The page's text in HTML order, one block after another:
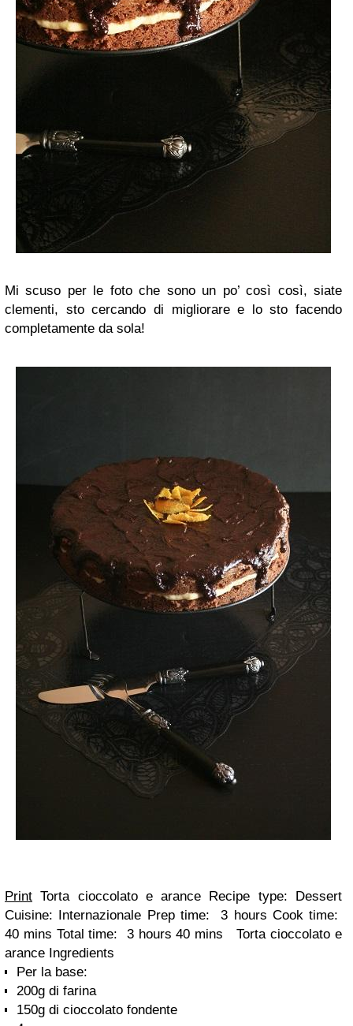
Mi scuso per le foto che sono un po’ così così, siate
clementi, sto cercando di migliorare e lo sto facendo
completamente da sola!
Print Torta cioccolato e arance Recipe type: Dessert
Cuisine: Internazionale Prep time: 3 hours Cook time:
40 mins Total time: 3 hours 40 mins Torta cioccolato e
arance Ingredients
Per la base:
200g di farina
150g di cioccolato fondente